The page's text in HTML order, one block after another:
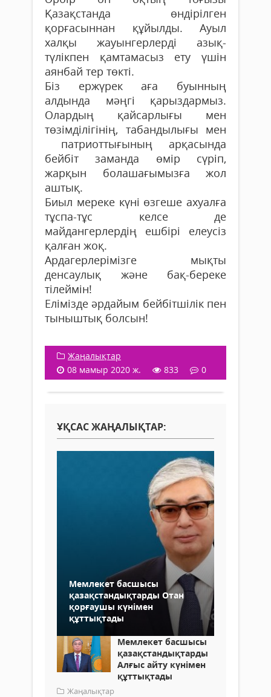
Қазақстанда өндірілген
қорғасыннан құйылды. Ауыл
халқы жауынгерлерді азық-
түлікпен қамтамасыз ету үшін
аянбай тер төкті.
Біз ержүрек аға буынның
алдында мәңгі қарыздармыз.
Олардың қайсарлығы мен
төзімділігінің, табандылығы мен
патриоттығының арқасында
бейбіт заманда өмір сүріп,
жарқын болашағымызға жол
аштық.
Биыл мереке күні өзгеше ахуалға
тұспа-тұс келсе де
майдангерлердің ешбірі елеусіз
қалған жоқ.
Ардагерлерімізге мықты
денсаулық және бақ-береке
тілеймін!
Елімізде әрдайым бейбітшілік пен
тыныштық болсын!
Жаңалықтар
08 мамыр 2020 ж.
833 0
ҰҚСАС ЖАҢАЛЫҚТАР:
Мемлекет басшысы
қазақстандықтарды Отан
қорғаушы күнімен
құттықтады
Мемлекет басшысы
қазақстандықтарды
Алғыс айту күнімен
құттықтады
Жаңалықтар